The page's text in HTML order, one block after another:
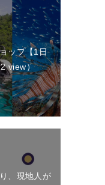
ップ【1日
view）
、現地人が